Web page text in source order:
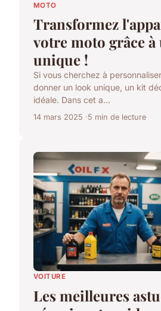
MOTO
Transformez
votre moto grâce
unique !
Si vous cherchez à
donner un look unique, un kit
idéale. Dans cet a...
14 mars 2025 5 min de lecture
VOITURE
Les meilleures